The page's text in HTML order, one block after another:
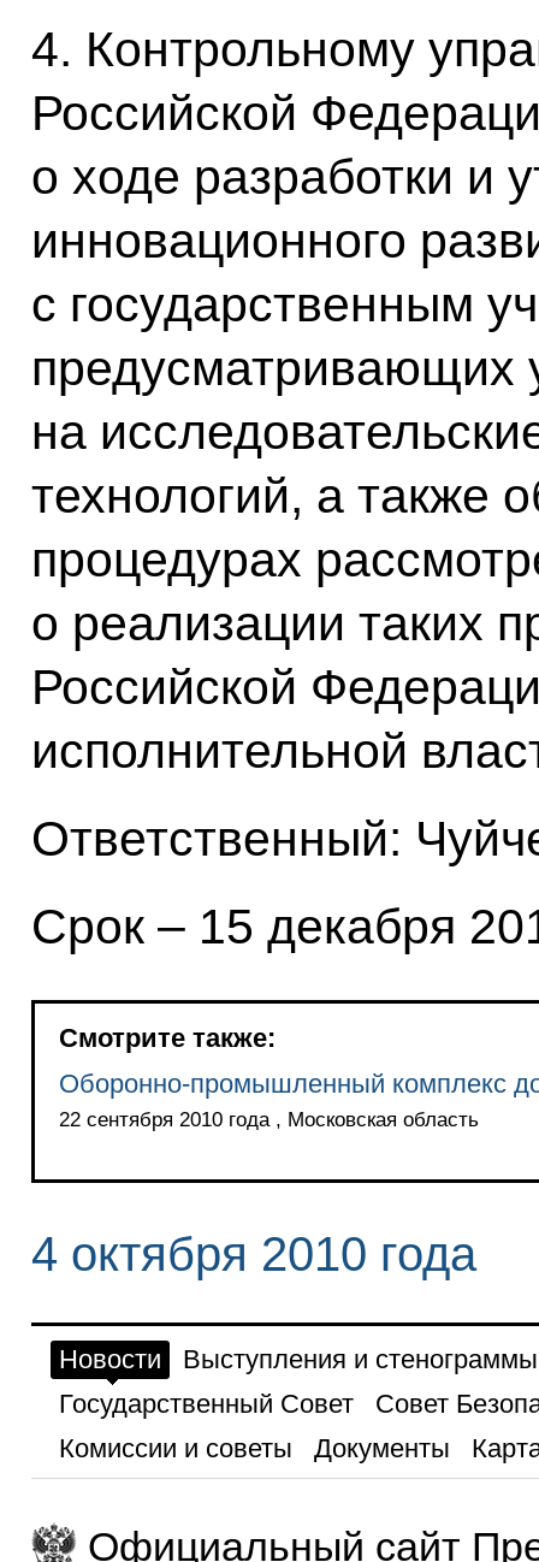
4. Контрольному
Российской
о ходе разработки и
инновационного
с государственным
предусматривающих
на
технологий, а также
процедурах
о реализации таких
Российской
исполнительной
Ответственный:
Срок – 15 декабря
Смотрите также:
Оборонно-промышленный комплекс
22 сентября 2010 года , Московская область
4 октября 2010 года
Новости
Выступления и стенограммы
Государственный Совет
Совет
Комиссии и советы
Документы
Официальный сайт